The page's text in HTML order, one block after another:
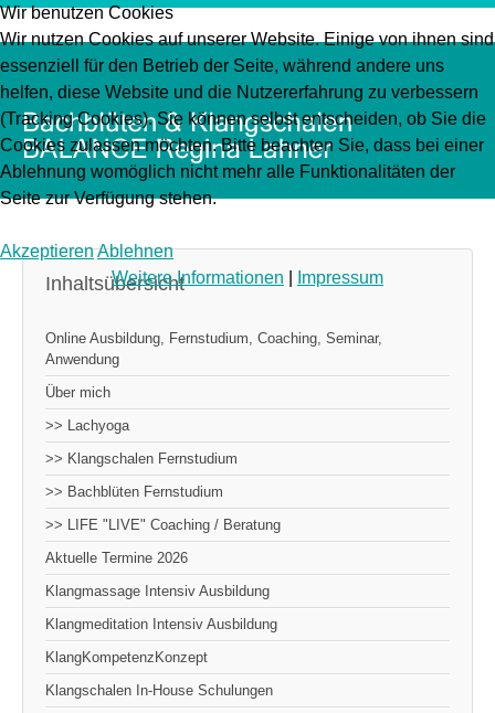
Inhaltsübersicht
Online Ausbildung, Fernstudium, Coaching, Seminar,
Anwendung
Über mich
>> Lachyoga
>> Klangschalen Fernstudium
>> Bachblüten Fernstudium
>> LIFE "LIVE" Coaching / Beratung
Aktuelle Termine 2026
Klangmassage Intensiv Ausbildung
Klangmeditation Intensiv Ausbildung
KlangKompetenzKonzept
Klangschalen In-House Schulungen
Wir benutzen Cookies
Wir nutzen Cookies auf unserer Website. Einige von ihnen sind
essenziell für den Betrieb der Seite, während andere uns
helfen, diese Website und die Nutzererfahrung zu verbessern
(Tracking Cookies). Sie können selbst entscheiden, ob Sie die
Cookies zulassen möchten. Bitte beachten Sie, dass bei einer
Ablehnung womöglich nicht mehr alle Funktionalitäten der
Seite zur Verfügung stehen.
AkzeptierenAblehnen
Weitere Informationen
Impressum